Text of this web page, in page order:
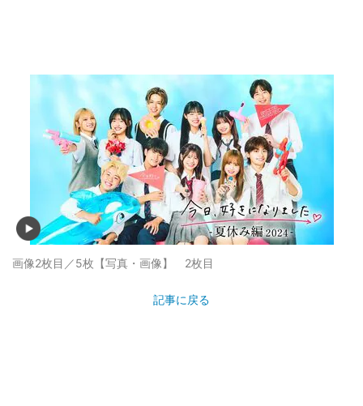
画像2枚目／5枚 【写真・画像】 2枚目
記事に戻る